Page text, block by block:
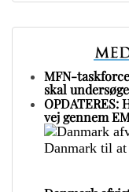
MFN-
skal
OPDATERES:
vej gennem